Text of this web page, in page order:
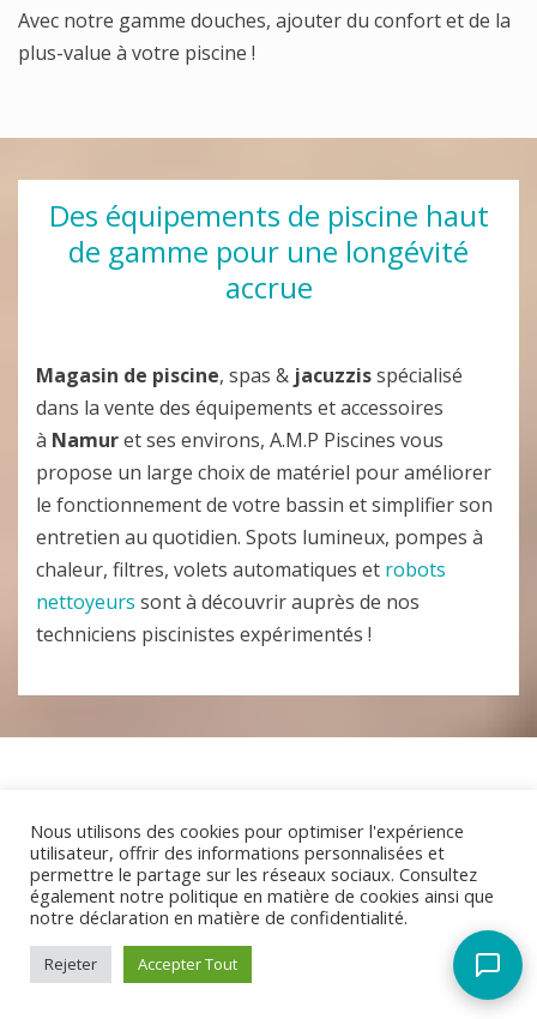
Avec notre gamme douches, ajouter du confort et de la
plus-value à votre piscine !
Des équipements de piscine haut
de gamme pour une longévité
accrue
Magasin de piscine, spas & jacuzzisspécialisé
dans la vente des équipements et accessoires
à Namuret ses environs, A.M.P Piscines vous
propose un large choix de matériel pour améliorer
le fonctionnement de votre bassin et simplifier son
entretien au quotidien. Spots lumineux, pompes à
chaleur, filtres, volets automatiques et robots
nettoyeurs sont à découvrir auprès de nos
techniciens piscinistes expérimentés !
Nous utilisons des cookies pour optimiser l'expérience
utilisateur, offrir des informations personnalisées et
permettre le partage sur les réseaux sociaux. Consultez
également notre politique en matière de cookies ainsi que
notre déclaration en matière de confidentialité.
Rejeter Accepter Tout
Assistant AMP Piscines
Actuellement fermé